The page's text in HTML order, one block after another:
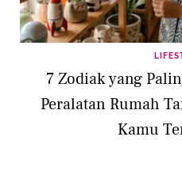
7 Zodiak yang
Peralatan Rumah
Kamu